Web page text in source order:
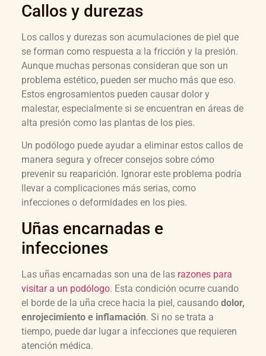
Callos y durezas
Los callos y durezas son acumulaciones de piel que
se forman como respuesta a la fricción y la presión.
Aunque muchas personas consideran que son un
problema estético, pueden ser mucho más que eso.
Estos engrosamientos pueden causar dolor y
malestar, especialmente si se encuentran en áreas de
alta presión como las plantas de los pies.
Un podólogo puede ayudar a eliminar estos callos de
manera segura y ofrecer consejos sobre cómo
prevenir su reaparición. Ignorar este problema podría
llevar a complicaciones más serias, como
infecciones o deformidades en los pies.
Uñas encarnadas e
infecciones
Las uñas encarnadas son una de las razones para
visitar a un podólogo. Esta condición ocurre cuando
el borde de la uña crece hacia la piel, causando dolor,
enrojecimiento e inflamación. Si no se trata a
tiempo, puede dar lugar a infecciones que requieren
atención médica.